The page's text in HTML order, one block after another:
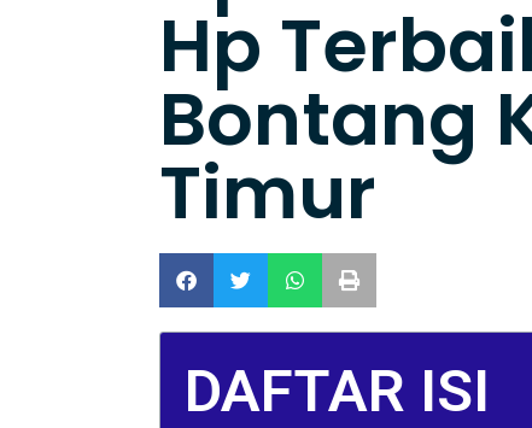
Hp
Bontang
Timur
DAFTAR ISI